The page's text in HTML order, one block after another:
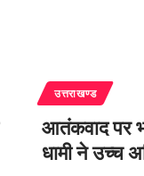
उत्तराखण्ड
आतंकवाद पर
धामी ने उच्च